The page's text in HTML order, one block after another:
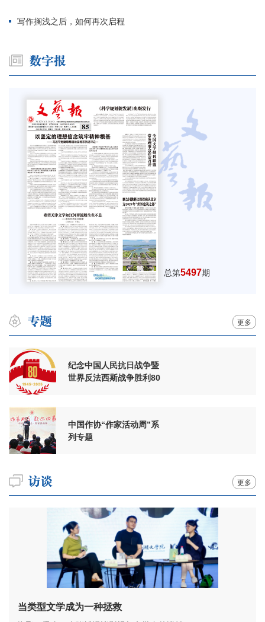
写作搁浅之后，如何再次启程
总第5497期
更多
纪念中国人民抗日战争暨
世界反法西斯战争胜利80
中国作协“作家活动周”系
列专题
更多
当类型文学成为一种拯救